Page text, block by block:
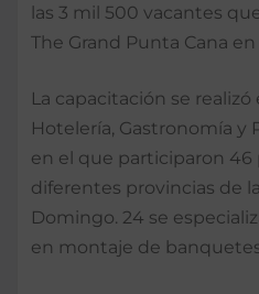
las 3 mil 500 vacantes
The Grand Punta Cana
La capacitación se realizó
Hotelería, Gastronomía y
en el que participaron 46
diferentes provincias de
Domingo. 24 se
en montaje de